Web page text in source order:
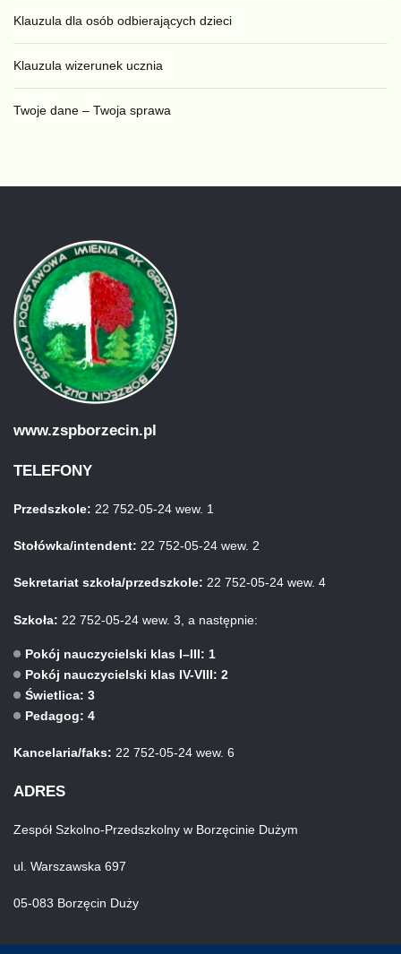
Klauzula dla osób odbierających dzieci
Klauzula wizerunek ucznia
Twoje dane – Twoja sprawa
www.zspborzecin.pl
TELEFONY
Przedszkole: 22 752-05-24 wew. 1
Stołówka/intendent: 22 752-05-24 wew. 2
Sekretariat szkoła/przedszkole: 22 752-05-24 wew. 4
Szkoła: 22 752-05-24 wew. 3, a następnie:
Pokój nauczycielski klas I–III: 1
Pokój nauczycielski klas IV-VIII: 2
Świetlica: 3
Pedagog: 4
Kancelaria/faks: 22 752-05-24 wew. 6
ADRES
Zespół Szkolno-Przedszkolny w Borzęcinie Dużym
ul. Warszawska 697
05-083 Borzęcin Duży